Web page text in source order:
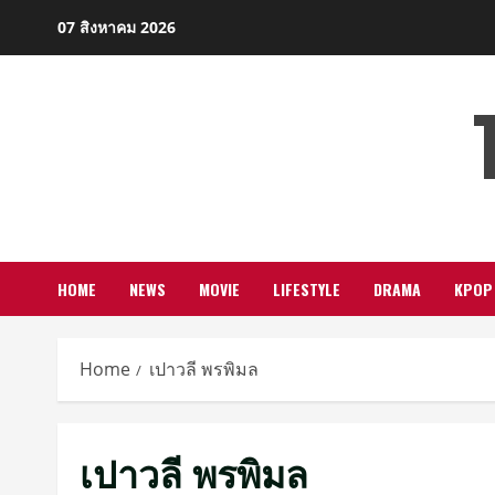
07 สิงหาคม 2026
HOME NEWS MOVIE LIFESTYLE DRAMA KPOP
Home เปาวลี พรพิมล
เปาวลี พรพิมล